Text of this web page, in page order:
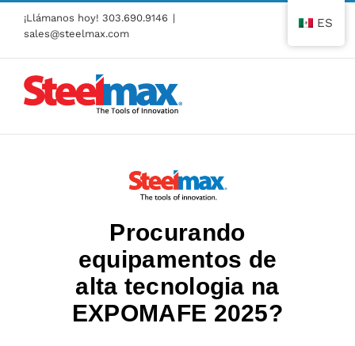
contenido
¡Llámanos hoy! 303.690.9146 |
sales@steelmax.com
ES